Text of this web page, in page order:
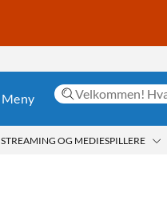
Meny
STREAMING OG MEDIESPILLERE